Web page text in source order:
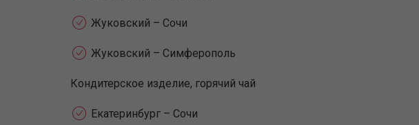
Жуковский – Сочи
Жуковский – Симферополь
Кондитерское изделие, горячий чай
Екатеринбург – Сочи